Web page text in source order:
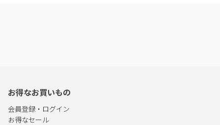
お得なお買いもの
会員登録・ログイン
お得なセール